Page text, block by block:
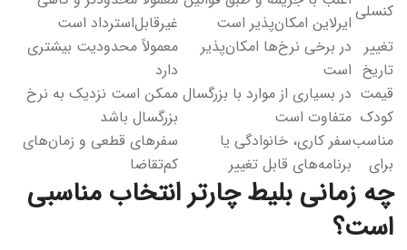
کنسلی
ایرلاین امکان‌پذیر است
غیرقابل‌استرداد است
تغییر
تاریخ
در برخی نرخ‌ها امکان‌پذیر
است
معمولاً محدودیت بیشتری
دارد
قیمت
کودک
در بسیاری از موارد با بزرگسال
متفاوت است
ممکن است نزدیک به نرخ
بزرگسال باشد
مناسب
برای
سفر کاری، خانوادگی یا
برنامه‌های قابل تغییر
سفرهای قطعی و زمان‌های
کم‌تقاضا
چه زمانی بلیط چارتر انتخاب مناسبی
است؟